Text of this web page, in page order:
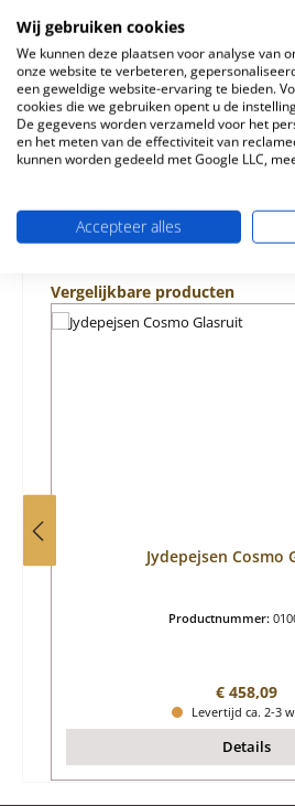
Jydepejsen Cosmo De structuur en
kunnen afwijke…
Eigenschappen
Informatie over
Productgalerij overslaan
Vergelijkbare producten
Jydepejsen Cosmo
Productnummer:
Normale
€ 458,09
Levertijd ca. 2-3
Details
Wij gebruiken cookies
We kunnen deze plaatsen voor analyse van
onze website te verbeteren,
een geweldige website-ervaring te bieden.
cookies die we gebruiken opent u de
De gegevens worden verzameld voor het
en het meten van de effectiviteit van
kunnen worden gedeeld met Google LLC,
Accepteer alles